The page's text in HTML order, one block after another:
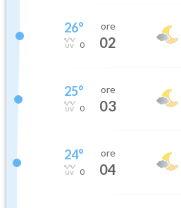
26°
0
ore
02
25°
0
ore
03
24°
0
ore
04